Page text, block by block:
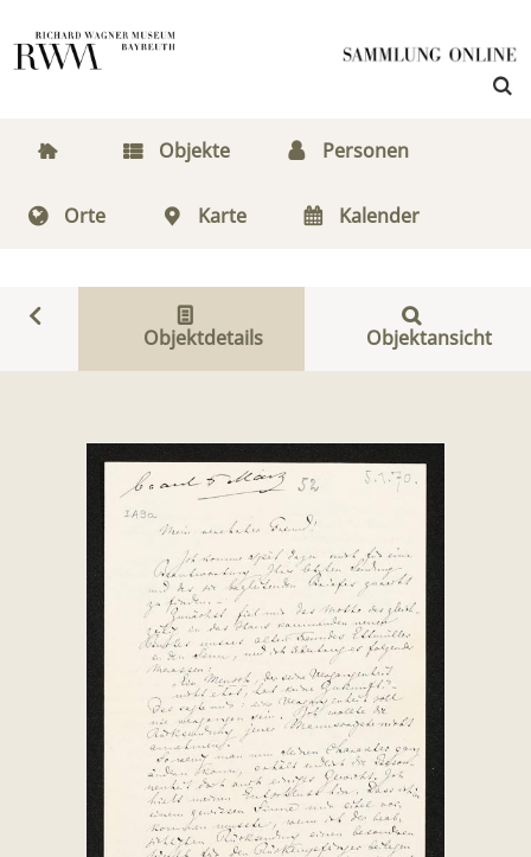
Objekte Personen
Orte Karte Kalender
Objektdetails Objektansicht